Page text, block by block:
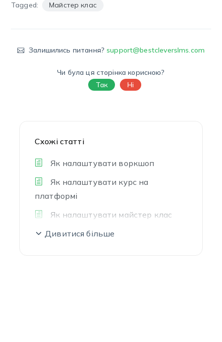
Tagged: Майстер клас
Залишились питання?support@bestcleverslms.com
Чи була ця сторінка корисною?
Так
Ні
Схожі статті
Як налаштувати воркшоп
Як налаштувати курс на
платформі
Як налаштувати майстер клас
Дивитися більше